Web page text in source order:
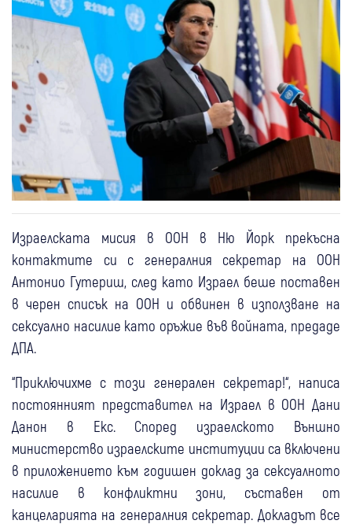
Израелската мисия в ООН в Ню Йорк прекъсна
контактите си с генералния секретар на ООН
Антонио Гутериш, след като Израел беше поставен
в черен списък на ООН и обвинен в използване на
сексуално насилие като оръжие във войната, предаде
ДПА.
“Приключихме с този генерален секретар!“, написа
постоянният представител на Израел в ООН Дани
Данон в Екс. Според израелското Външно
министерство израелските институции са включени
в приложението към годишен доклад за сексуалното
насилие в конфликтни зони, съставен от
канцеларията на генералния секретар. Докладът все